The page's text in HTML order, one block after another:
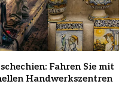
Fahren Sie mit
Handwerkszentren